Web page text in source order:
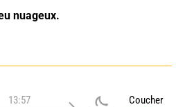
nuageux.
13:57
Coucher